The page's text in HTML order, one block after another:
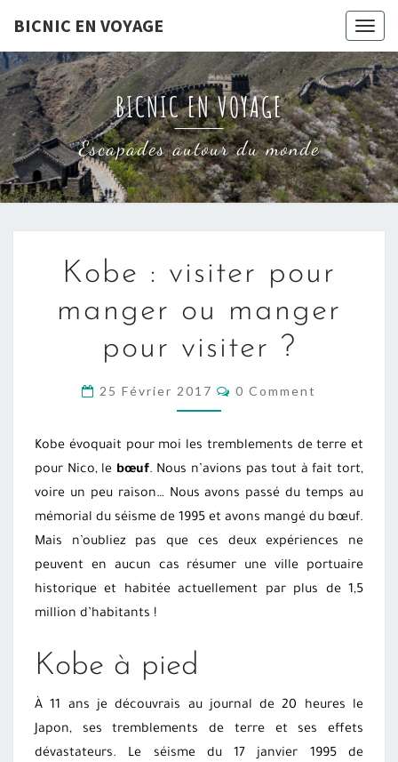
content
BICNIC EN VOYAGE
BICNIC EN VOYAGE
Escapades autour du monde
:
POUR
MANGER
MANGER
VISITER
?
Kobe : visiter pour
manger ou manger
pour visiter ?
25 Février 2017 COMMENTS
0 Comment
Kobe évoquait pour moi les tremblements de terre et
pour Nico, le bœuf. Nous n’avions pas tout à fait tort,
voire un peu raison… Nous avons passé du temps au
mémorial du séisme de 1995 et avons mangé du bœuf.
Mais n’oubliez pas que ces deux expériences ne
peuvent en aucun cas résumer une ville portuaire
historique et habitée actuellement par plus de 1,5
million d’habitants !
Kobe à pied
À 11 ans je découvrais au journal de 20 heures le
Japon, ses tremblements de terre et ses effets
dévastateurs. Le séisme du 17 janvier 1995 de